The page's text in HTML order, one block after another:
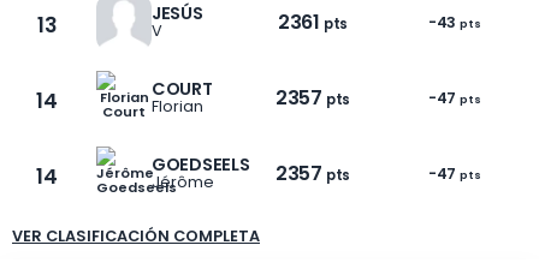
13 JESÚS
V 2361 pts -43 pts
14 COURT
Florian 2357 pts -47 pts
14 GOEDSEELS
Jérôme 2357 pts -47 pts
VER CLASIFICACIÓN COMPLETA